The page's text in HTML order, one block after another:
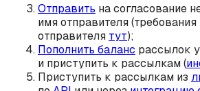
Отправить на согласование
имя отправителя
отправителя тут);
Пополнить баланс рассылок
и приступить к рассылкам (
Приступить к рассылкам из